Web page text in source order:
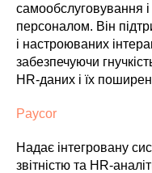
самообслуговування і
персоналом. Він
і настроюваних
забезпечуючи
HR-даних і їх
Paycor
Надає інтегровану
звітністю та HR-